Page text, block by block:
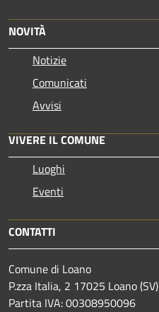
NOVITÀ
Notizie
Comunicati
Avvisi
VIVERE IL COMUNE
Luoghi
Eventi
CONTATTI
Comune di Loano
P.zza Italia, 2 17025 Loano (SV)
Partita IVA: 00308950096